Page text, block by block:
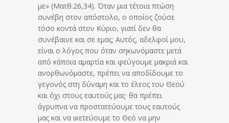
με» (Ματθ.26,34). Όταν μια τέτοια πτώση
συνέβη στον απόστολο, ο οποίος ζούσε
τόσο κοντά στον Κύριο, γιατί δεν θα
συνέβαινε και σε εμας; Αυτός, αδελφοί μου,
είναι ο λόγος που όταν σηκωνόμαστε μετά
από κάποια αμαρτία και φεύγουμε μακριά και
ανορθωνόμαστε, πρέπει να αποδίδουμε το
γεγονός στη δύναμη και το έλεος του Θεού
και όχι στους εαυτούς μας· θα πρέπει
άγρυπνα να προστατεύουμε τους εαυτούς
μας και να ικετεύουμε το Θεό να μην